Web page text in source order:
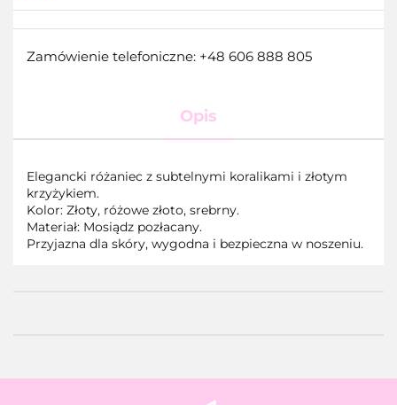
Zamówienie telefoniczne: +48 606 888 805
Opis
Elegancki różaniec z subtelnymi koralikami i złotym
krzyżykiem.
Kolor: Złoty, różowe złoto, srebrny.
Materiał: Mosiądz pozłacany.
Przyjazna dla skóry, wygodna i bezpieczna w noszeniu.